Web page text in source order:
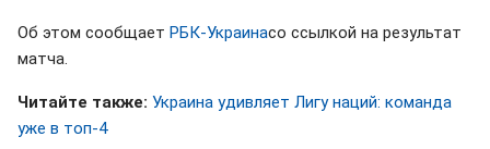
Об этом сообщает РБК-Украинасо ссылкой на результат
матча.
Читайте также: Украина удивляет Лигу наций: команда
уже в топ-4